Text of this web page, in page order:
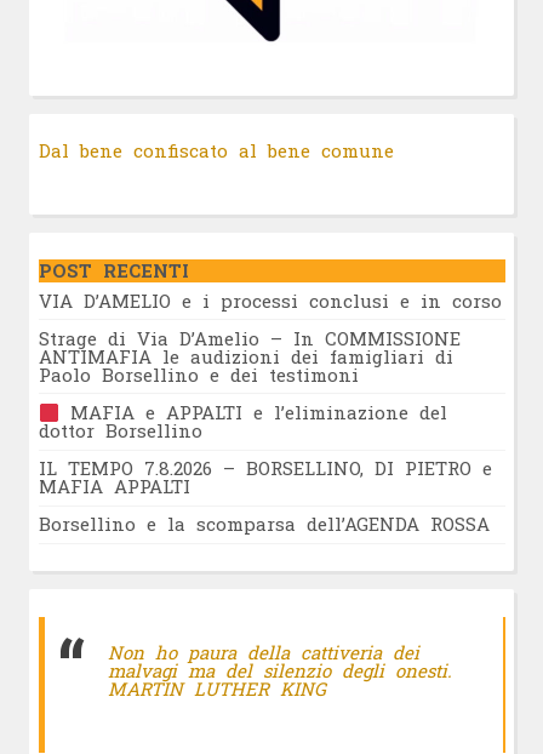
Dal bene confiscato al bene comune
POST RECENTI
VIA D’AMELIO e i processi conclusi e in corso
Strage di Via D’Amelio – In COMMISSIONE
ANTIMAFIA le audizioni dei famigliari di
Paolo Borsellino e dei testimoni
MAFIA e APPALTI e l’eliminazione del
dottor Borsellino
IL TEMPO 7.8.2026 – BORSELLINO, DI PIETRO e
MAFIA APPALTI
Borsellino e la scomparsa dell’AGENDA ROSSA
Non ho paura della cattiveria dei
malvagi ma del silenzio degli onesti.
MARTIN LUTHER KING